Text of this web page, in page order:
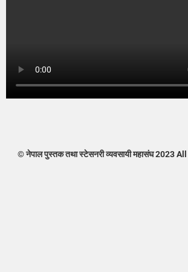
©नेपाल पुस्तक तथा स्टेसनरी व्यवसायी महासंघ2023 All